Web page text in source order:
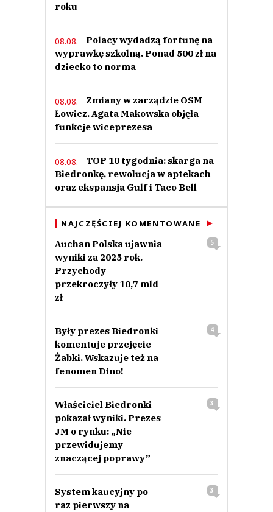
roku
08.08.
Polacy wydadzą fortunę na
wyprawkę szkolną. Ponad 500 zł na
dziecko to norma
08.08.
Zmiany w zarządzie OSM
Łowicz. Agata Makowska objęła
funkcje wiceprezesa
08.08.
TOP 10 tygodnia: skarga na
Biedronkę, rewolucja w aptekach
oraz ekspansja Gulf i Taco Bell
NAJCZĘŚCIEJ KOMENTOWANE
Auchan Polska ujawnia
wyniki za 2025 rok.
Przychody
przekroczyły 10,7 mld
zł
5
Były prezes Biedronki
komentuje przejęcie
Żabki. Wskazuje też na
fenomen Dino!
4
Właściciel Biedronki
pokazał wyniki. Prezes
JM o rynku: „Nie
przewidujemy
znaczącej poprawy”
3
System kaucyjny po
raz pierwszy na
3